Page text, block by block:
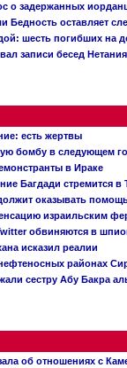
о задержанных
Бедность оставляет
шесть погибших на
записи бесед
есть жертвы
бомбу в следующем
в Ираке
Багдади стремится в
оказывать
израильским
обвиняются в
исказил реалии
районах
сестру Абу Бакра
об отношениях с